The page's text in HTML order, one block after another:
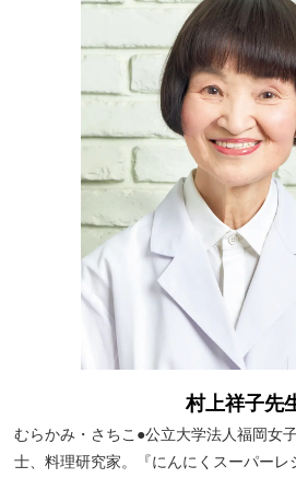
村上祥子先
むらかみ・さちこ●公立大学法人福岡女
士、料理研究家。『にんにくスーパーレ